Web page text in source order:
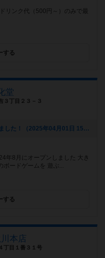
リンク代（500円～）のみで最
する
堂
３丁目２３－３
[NEW] ホームページをリニューアルしました！（2025年04月01日 15時56分）
年8月にオープンしました 大き
ボードゲームを 遊ぶ...
する
本店
丁目１番３１号